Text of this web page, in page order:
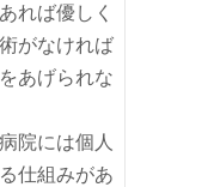
れば優しく
がなければ
あげられな
院には個人
仕組みがあ